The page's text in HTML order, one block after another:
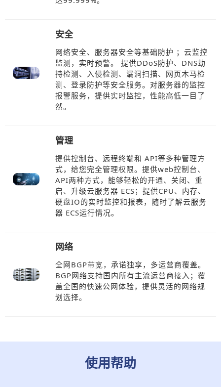
安全
网络安全、服务器安全等基础防护 ；云监控
监测，实时预警。 提供DDoS防护、DNS劫
持检测、入侵检测、漏洞扫描、网页木马检
测、登录防护等安全服务。对服务器的监控
报警服务，提供实时监控，性能高低一目了
然。
管理
提供控制台、远程终端和 API等多种管理方
式，给您完全管理权限。提供web控制台、
API两种方式，能够轻松的开通、关闭、重
启、升级云服务器 ECS；提供CPU、内存、
硬盘IO的实时监控和报表，随时了解云服务
器 ECS运行情况。
网络
全网BGP带宽，承诺独享，多运营商覆盖。
BGP网络支持国内所有主流运营商接入；覆
盖全国的快速公网体验，提供灵活的网络规
划选择。
使用帮助